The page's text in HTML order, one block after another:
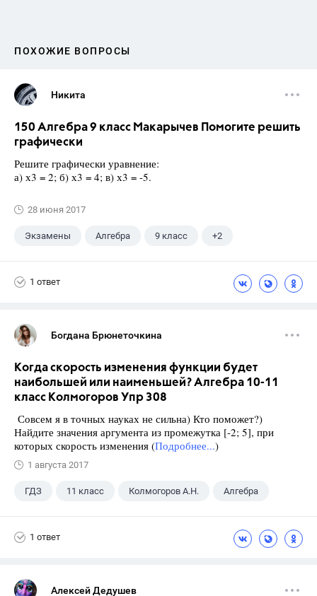
ПОХОЖИЕ ВОПРОСЫ
Никита
150 Алгебра 9 класс Макарычев Помогите решить
графически
Решите графически уравнение:
а) х3 = 2; б) х3 = 4; в) х3 = -5.
28 июня 2017
Экзамены Алгебра 9 класс +2
1 ответ
Богдана Брюнеточкина
Когда скорость изменения функции будет
наибольшей или наименьшей? Алгебра 10-11
класс Колмогоров Упр 308
Совсем я в точных науках не сильна) Кто поможет?)
Найдите значения аргумента из промежутка [-2; 5], при
которых скорость изменения (Подробнее...)
1 августа 2017
ГДЗ 11 класс Колмогоров А.Н. Алгебра
1 ответ
Алексей Дедушев